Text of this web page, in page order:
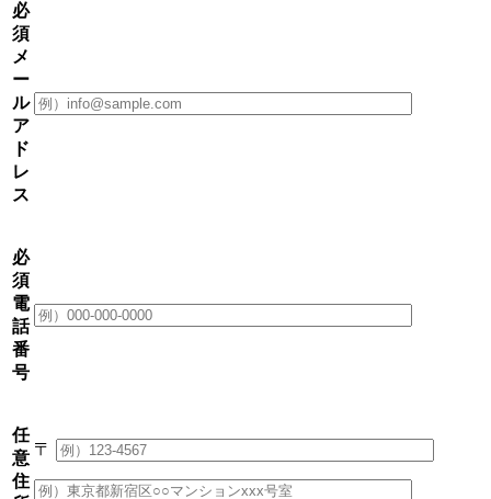
必
須
メ
ー
ル
ア
ド
レ
ス
必
須
電
話
番
号
任
意
住
〒